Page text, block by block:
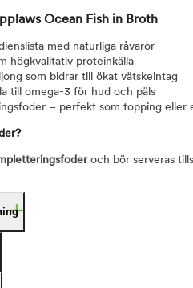
Ocean Fish in Broth
med naturliga råvaror
högkvalitativ proteinkälla
som bidrar till ökat vätskeintag
till omega-3 för hud och päls
– perfekt som topping eller
och bör serveras